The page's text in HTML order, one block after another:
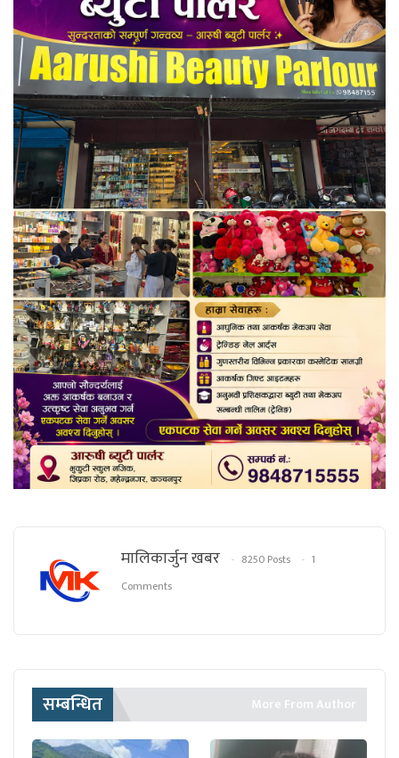
मालिकार्जुन खबर 8250 Posts
1
Comments
सम्बन्धित More From Author